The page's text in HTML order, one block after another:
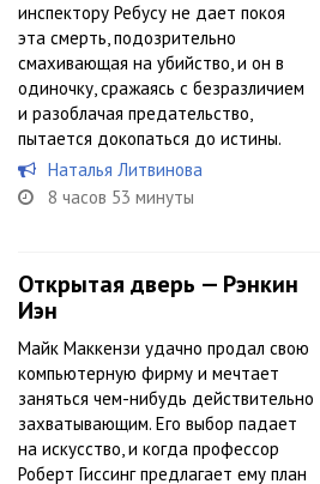
инспектору Ребусу не дает покоя
эта смерть, подозрительно
смахивающая на убийство, и он в
одиночку, сражаясь с безразличием
и разоблачая предательство,
пытается докопаться до истины.
Наталья Литвинова
8 часов 53 минуты
Открытая дверь — Рэнкин
Иэн
Майк Маккензи удачно продал свою
компьютерную фирму и мечтает
заняться чем-нибудь действительно
захватывающим. Его выбор падает
на искусство, и когда профессор
Роберт Гиссинг предлагает ему план